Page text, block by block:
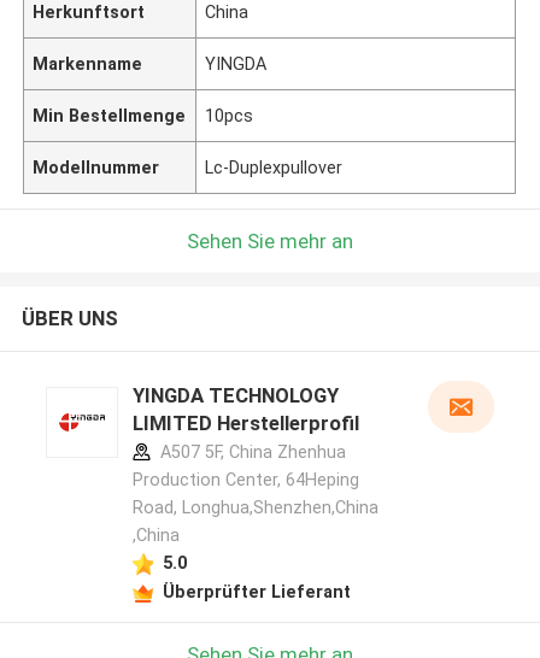
Herkunftsort China
Markenname YINGDA
Min Bestellmenge 10pcs
Modellnummer Lc-Duplexpullover
Sehen Sie mehr an
ÜBER UNS
YINGDA TECHNOLOGY
LIMITED Herstellerprofil
A507 5F, China Zhenhua
Production Center, 64Heping
Road, Longhua,Shenzhen,China
,China
5.0
Überprüfter Lieferant